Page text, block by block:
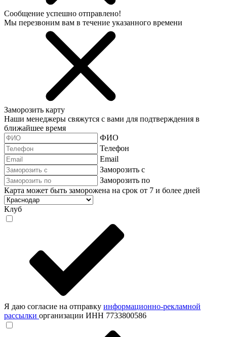
Сообщение успешно отправлено!
Мы перезвоним вам в течение указанного времени
Заморозить карту
Наши менеджеры свяжутся с вами для подтверждения в
ближайшее время
ФИО
Телефон
Email
Заморозить с
Заморозить по
Карта может быть заморожена на срок от 7 и более дней
Клуб
Я даю согласие на отправку информационно-рекламной
рассылки организации ИНН 7733800586